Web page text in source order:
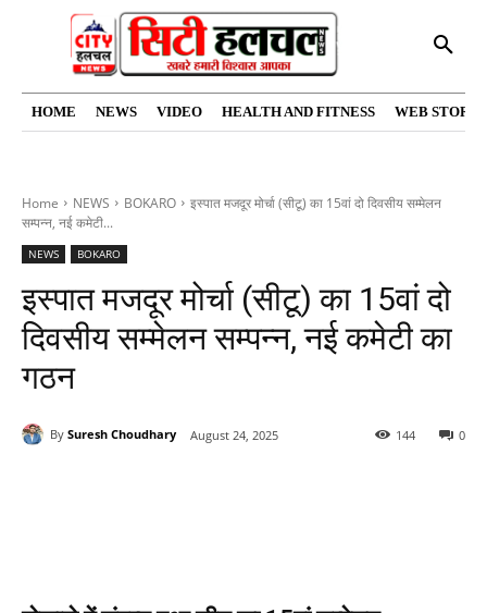
HOME NEWS VIDEO HEALTH AND FITNESS WEB
Home NEWS BOKARO
इस्पात मजदूर मोर्चा (सीटू) का 15वां दो दिवसीय सम्मेलन
सम्पन्न, नई कमेटी...
NEWS BOKARO
इस्पात मजदूर मोर्चा (सीटू) का 15वां दो
दिवसीय सम्मेलन सम्पन्न, नई कमेटी का
गठन
By Suresh Choudhary August 24, 2025 0
144